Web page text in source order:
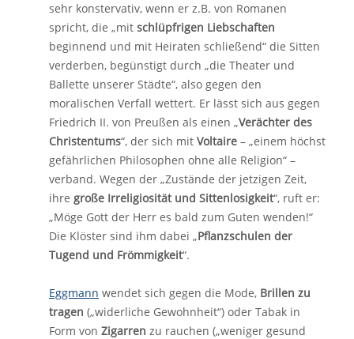
sehr konstervativ, wenn er z.B. von Romanen
spricht, die „mit schlüpfrigen Liebschaften
beginnend und mit Heiraten schließend“ die Sitten
verderben, begünstigt durch „die Theater und
Ballette unserer Städte“, also gegen den
moralischen Verfall wettert. Er lässt sich aus gegen
Friedrich II. von Preußen als einen „Verächter des
Christentums“, der sich mit Voltaire – „einem höchst
gefährlichen Philosophen ohne alle Religion“ –
verband. Wegen der „Zustände der jetzigen Zeit,
ihre große Irreligiosität und Sittenlosigkeit“, ruft er:
„Möge Gott der Herr es bald zum Guten wenden!“
Die Klöster sind ihm dabei „Pflanzschulen der
Tugend und Frömmigkeit“.
Eggmann wendet sich gegen die Mode, Brillen zu
tragen („widerliche Gewohnheit“) oder Tabak in
Form von Zigarren zu rauchen („weniger gesund